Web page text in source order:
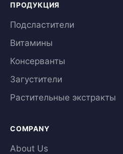
ПРОДУКЦИЯ
Подсластители
Витамины
Консерванты
Загустители
Растительные экстракты
COMPANY
About Us